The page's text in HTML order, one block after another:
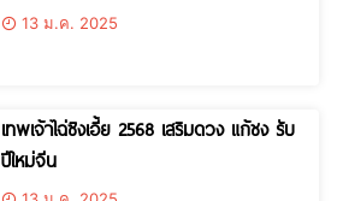
13 ม.ค. 2025
เทพเจ้าไฉ่ซิงเอี้ย 2568 เสริมดวง แก้ชง รับ
ปีใหม่จีน